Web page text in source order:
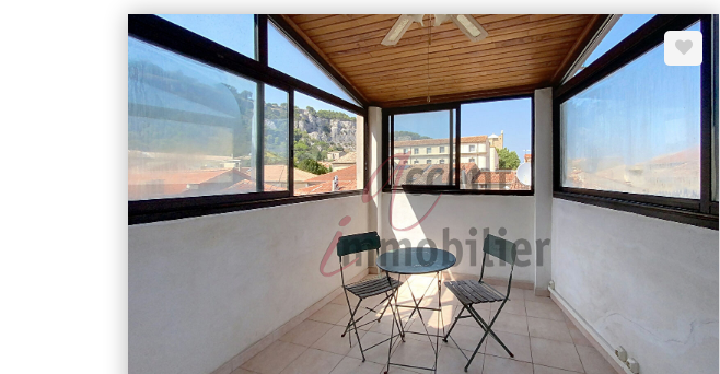
agréable tout en profitant de la proximité immédiate des commerces et
commodités. Le séjour spacieux et lumineux s'ouvre sur un agréable extérieur,
véritable privilège en centre-ville, idéal pour profiter des beaux jours en toute
intimité. L'appartement offre également deux belles chambres dont une suite
parentale, une cuisine fonctionnelle, une salle d'eau ainsi que de nombreux
espaces de rangement. Un bien rare sur le secteur, séduisant par son
emplacement recherché, son charme intemporel et sa qualité de vie. À découvrir
sans tarder.